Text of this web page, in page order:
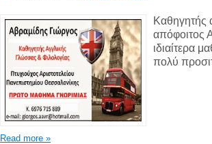
Καθηγητής
απόφοιτος
ιδιαίτερα
πολύ
Read more »